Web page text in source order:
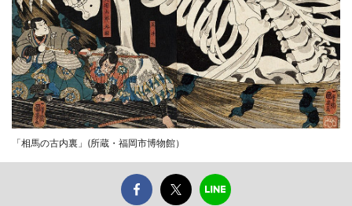
「相馬の古内裏」(所蔵・福岡市博物館）